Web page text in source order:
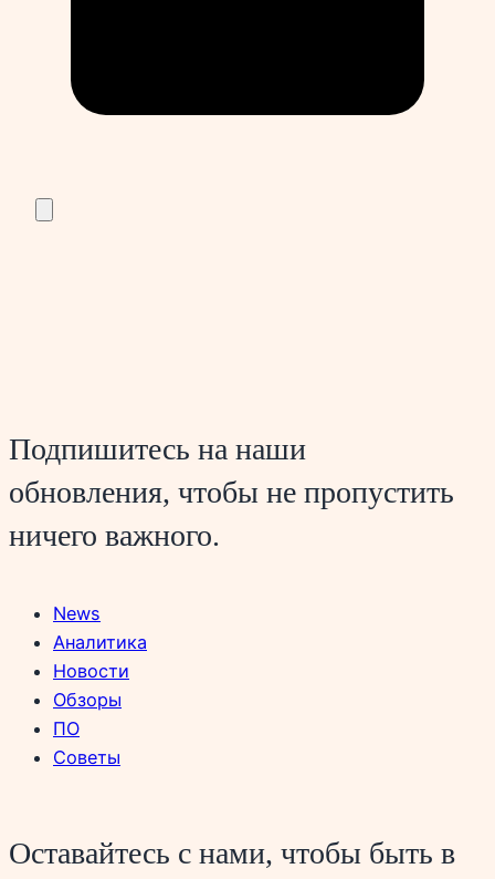
Подпишитесь на наши
обновления, чтобы не пропустить
ничего важного.
News
Аналитика
Новости
Обзоры
ПО
Советы
Оставайтесь с нами, чтобы быть в